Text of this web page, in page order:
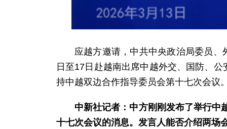
应越方邀请，中共中央政治局委员
日至17日赴越南出席中越外交、国防、
持中越双边合作指导委员会第十七次会议
中新社记者：中方刚刚发布了举行中
十七次会议的消息。发言人能否介绍两场